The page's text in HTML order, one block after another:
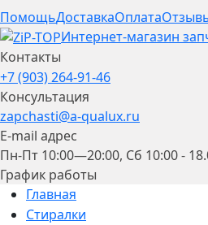
ПомощьДоставкаОплата
Интернет-магазин
Контакты
+7 (903) 264-91-46
Консультация
zapchasti@a-qualux.ru
E-mail адрес
Пн-Пт 10:00—20:00, Сб 10:00 -
График работы
Главная
Стиралки